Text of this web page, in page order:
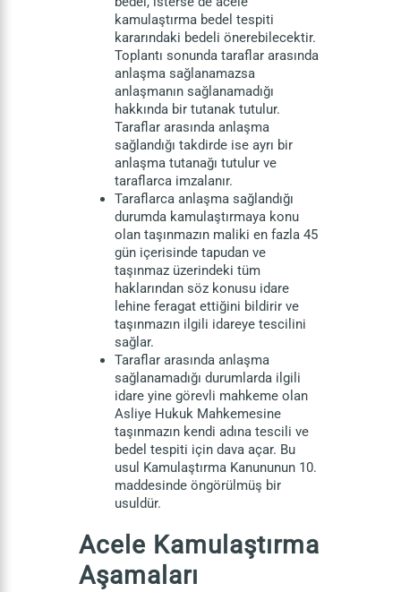
kamulaştırma bedel tespiti
kararındaki bedeli önerebilecektir.
Toplantı sonunda taraflar arasında
anlaşma sağlanamazsa
anlaşmanın sağlanamadığı
hakkında bir tutanak tutulur.
Taraflar arasında anlaşma
sağlandığı takdirde ise ayrı bir
anlaşma tutanağı tutulur ve
taraflarca imzalanır.
Taraflarca anlaşma sağlandığı
durumda kamulaştırmaya konu
olan taşınmazın maliki en fazla 45
gün içerisinde tapudan ve
taşınmaz üzerindeki tüm
haklarından söz konusu idare
lehine feragat ettiğini bildirir ve
taşınmazın ilgili idareye tescilini
sağlar.
Taraflar arasında anlaşma
sağlanamadığı durumlarda ilgili
idare yine görevli mahkeme olan
Asliye Hukuk Mahkemesine
taşınmazın kendi adına tescili ve
bedel tespiti için dava açar. Bu
usul Kamulaştırma Kanununun 10.
maddesinde öngörülmüş bir
usuldür.
Acele Kamulaştırma
Aşamaları